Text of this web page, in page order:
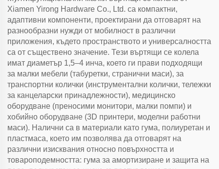
Xiamen Yirong Hardware Co., Ltd. са компактни,
адаптивни компоненти, проектирани да отговарят на
разнообразни нужди от мобилност в различни
приложения, където пространството и универсалността
са от съществено значение. Тези въртящи се колела
имат диаметър 1,5–4 инча, което ги прави подходящи
за малки мебели (табуретки, странични маси), за
транспортни колички (инструментални колички, тележки
за канцеларски принадлежности), медицинско
оборудване (преносими монитори, малки помпи) и
хобийно оборудване (3D принтери, моделни работни
маси). Налични са в материали като гума, полиуретан и
пластмаса, което им позволява да отговарят на
различни изисквания относно повърхността и
товароподемността: гума за амортизиране и защита на